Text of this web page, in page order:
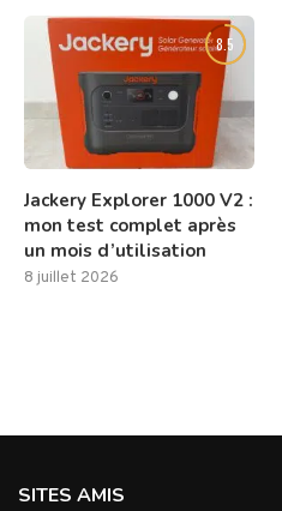
8.5
Jackery Explorer 1000 V2 :
mon test complet après
un mois d’utilisation
8 juillet 2026
SITES AMIS